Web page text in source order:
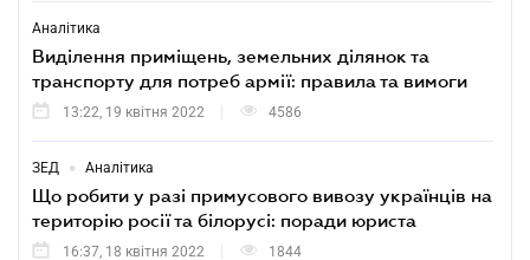
Аналітика
Виділення приміщень, земельних ділянок та
транспорту для потреб армії: правила та вимоги
13:22, 19 квітня 2022 4586
ЗЕД • Аналітика
Що робити у разі примусового вивозу українців на
територію росії та білорусі: поради юриста
16:37, 18 квітня 2022 1844